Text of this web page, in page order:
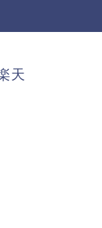
天